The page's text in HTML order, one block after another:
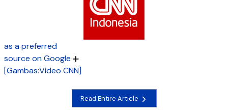
as a preferred
source on Google
[Gambas:Video CNN]
Read Entire Article